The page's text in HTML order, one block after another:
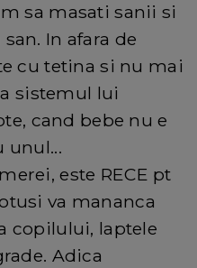
sa masati sanii si
In afara de
cu tetina si nu mai
sistemul lui
cand bebe nu e
unul...
este RECE pt
va mananca
copilului, laptele
Adica